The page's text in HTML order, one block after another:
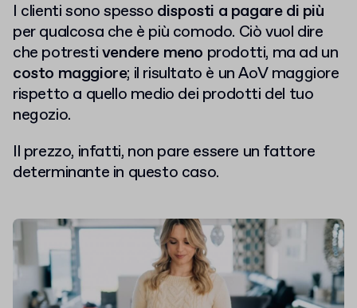
I clienti sono spesso disposti a pagare di più
per qualcosa che è più comodo. Ciò vuol dire
che potrestivendere meno prodotti, ma ad un
costo maggiore; il risultato è un AoV maggiore
rispetto a quello medio dei prodotti del tuo
negozio.
Il prezzo, infatti, non pare essere un fattore
determinante in questo caso.